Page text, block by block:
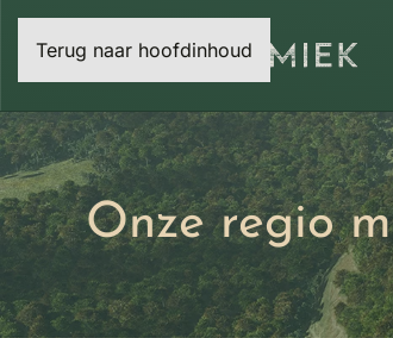
Terug naar hoofdinhoud
Onze regio